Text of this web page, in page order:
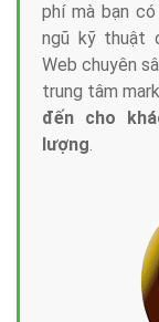
phí mà bạn
ngũ kỹ thuật
Web chuyên
trung tâm
đến cho
lượng.